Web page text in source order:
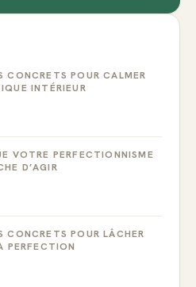
CONCRETS POUR CALMER
INTÉRIEUR
VOTRE PERFECTIONNISME
D’AGIR
CONCRETS POUR LÂCHER
PERFECTION